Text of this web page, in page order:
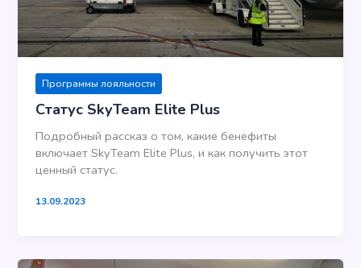
Программы лояльности
Статус SkyTeam Elite Plus
Подробный рассказ о том, какие бенефиты
включает SkyTeam Elite Plus, и как получить этот
ценный статус.
13.09.2023